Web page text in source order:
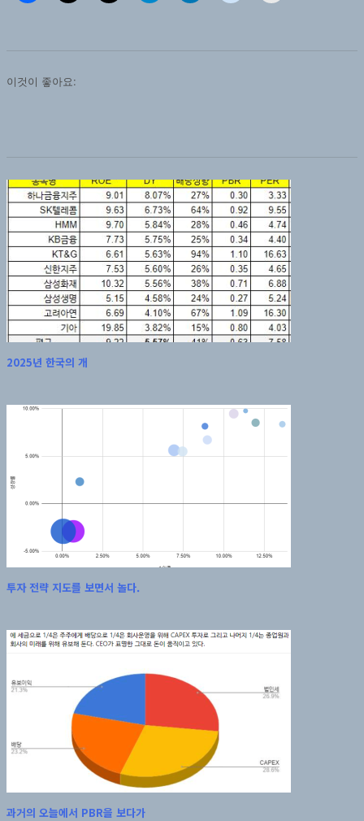
이것이 좋아요:
2025년 한국의 개
투자 전략 지도를 보면서 놀다.
과거의 오늘에서 PBR을 보다가